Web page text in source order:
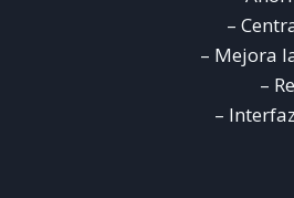
–
– Mejora
–
–